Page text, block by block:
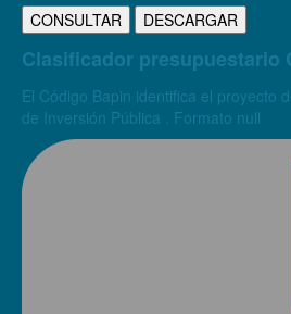
CONSULTAR DESCARGAR
Clasificador presupuestario
El Código Bapin identifica el proyecto
de Inversión Pública . Formato null